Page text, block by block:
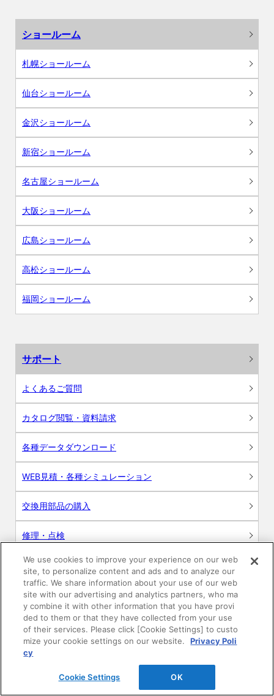
ショールーム
札幌ショールーム
仙台ショールーム
金沢ショールーム
新宿ショールーム
名古屋ショールーム
大阪ショールーム
広島ショールーム
高松ショールーム
福岡ショールーム
サポート
よくあるご質問
カタログ閲覧・資料請求
各種データダウンロード
WEB見積・各種シミュレーション
交換用部品の購入
修理・点検
お問い合わせ
ログイン
建築・設計関係者様向けサイト
ユーザー登録サービス
WEB見積システム
We use cookies to improve your experience on our web
site, to personalize content and ads and to analyze our
traffic. We share information about your use of our web
site with our advertising and analytics partners, who ma
y combine it with other information that you have provi
ded to them or that they have collected from your use
of their services. Please click [Cookie Settings] to custo
mize your cookie settings on our website.
Privacy Poli
cy
Cookie Settings OK